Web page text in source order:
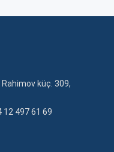
küç. 309,
12 497 61 69